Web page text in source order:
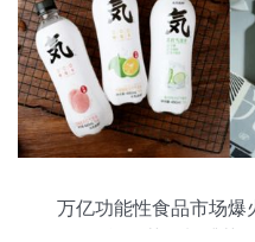
万亿功能性食品市场爆